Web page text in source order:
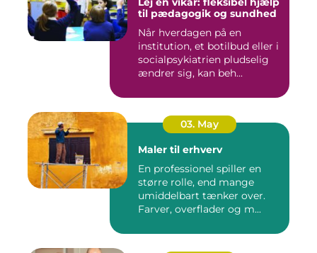
til pædagogik og sundhed
Når hverdagen på en
institution, et botilbud eller i
socialpsykiatrien pludselig
ændrer sig, kan beh...
03. May
Maler til erhverv
En professionel spiller en
større rolle, end mange
umiddelbart tænker over.
Farver, overflader og m...